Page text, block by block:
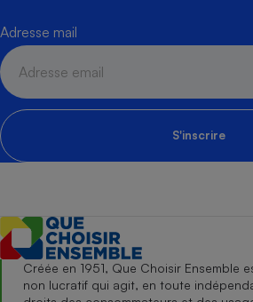
Adresse mail
S'inscrire
Créée en 1951, Que Choisir Ensemble
non lucratif qui agit, en toute